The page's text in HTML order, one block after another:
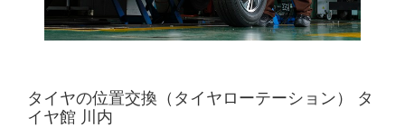
タイヤの位置交換（タイヤローテーション） タ
イヤ館 川内